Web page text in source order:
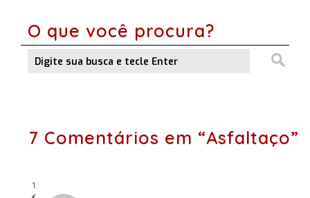
O que você procura?
7 Comentários em “Asfaltaço”